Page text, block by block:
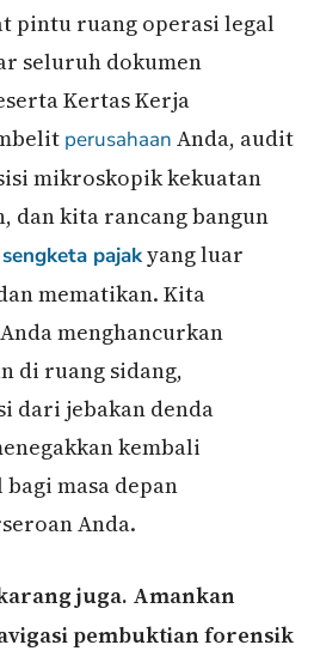
pintu ruang operasi legal
seluruh dokumen
Kertas Kerja
perusahaan Anda, audit
mikroskopik kekuatan
dan kita rancang bangun
sengketa pajakyang luar
mematikan. Kita
menghancurkan
di ruang sidang,
dari jebakan denda
kembali
masa depan
Anda.
juga. Amankan
pembuktian forensik